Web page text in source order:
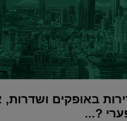
דירות באופקים
?...